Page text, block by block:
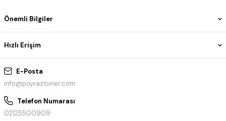
E-Posta
info@poyraztoner.com
Telefon Numarası
02125500909
Önemli Bilgiler
Hızlı Erişim